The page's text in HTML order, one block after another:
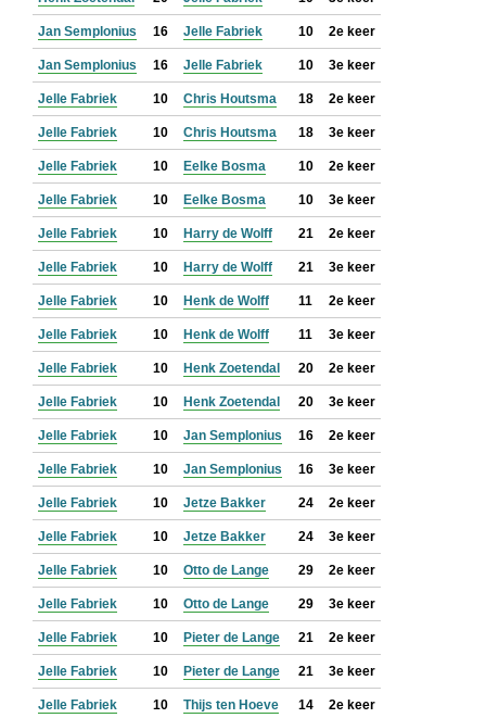
Jan Semplonius 16 Jelle Fabriek 10 2e keer
Jan Semplonius 16 Jelle Fabriek 10 3e keer
Jelle Fabriek 10 Chris Houtsma 18 2e keer
Jelle Fabriek 10 Chris Houtsma 18 3e keer
Jelle Fabriek 10 Eelke Bosma 10 2e keer
Jelle Fabriek 10 Eelke Bosma 10 3e keer
Jelle Fabriek 10 Harry de Wolff 21 2e keer
Jelle Fabriek 10 Harry de Wolff 21 3e keer
Jelle Fabriek 10 Henk de Wolff 11 2e keer
Jelle Fabriek 10 Henk de Wolff 11 3e keer
Jelle Fabriek 10 Henk Zoetendal 20 2e keer
Jelle Fabriek 10 Henk Zoetendal 20 3e keer
Jelle Fabriek 10 Jan Semplonius 16 2e keer
Jelle Fabriek 10 Jan Semplonius 16 3e keer
Jelle Fabriek 10 Jetze Bakker 24 2e keer
Jelle Fabriek 10 Jetze Bakker 24 3e keer
Jelle Fabriek 10 Otto de Lange 29 2e keer
Jelle Fabriek 10 Otto de Lange 29 3e keer
Jelle Fabriek 10 Pieter de Lange 21 2e keer
Jelle Fabriek 10 Pieter de Lange 21 3e keer
Jelle Fabriek 10 Thijs ten Hoeve 14 2e keer